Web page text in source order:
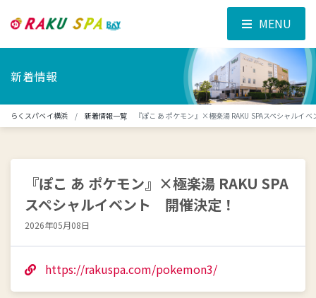
新着情報
らくスパベイ横浜 新着情報一覧 『ぽこ あ ポケモン』×極楽湯 RAKU SPAスペシャルイ
『ぽこ あ ポケモン』×極楽湯 RAKU SPA
スペシャルイベント 開催決定！
2026年05月08日
https://rakuspa.com/pokemon3/
MENU